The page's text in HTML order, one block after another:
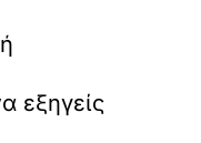
εξηγείς